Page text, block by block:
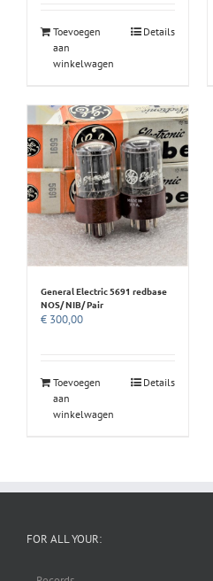
Toevoegen
aan
winkelwagen
Details
General Electric 5691 redbase
NOS/ NIB/ Pair
€ 300,00
Toevoegen
aan
winkelwagen
Details
FOR ALL YOUR: